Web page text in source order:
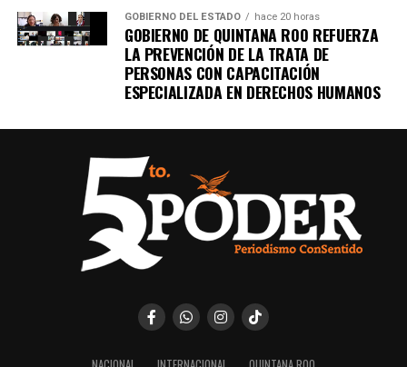
GOBIERNO DEL ESTADO hace 20 horas
GOBIERNO DE QUINTANA ROO REFUERZA
LA PREVENCIÓN DE LA TRATA DE
PERSONAS CON CAPACITACIÓN
ESPECIALIZADA EN DERECHOS HUMANOS